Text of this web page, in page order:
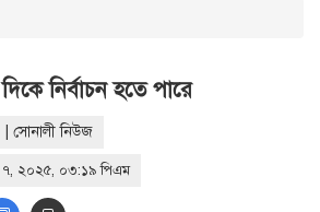
নির্বাচন হতে পারে
| সোনালী নিউজ
৭, ২০২৫, ০৩:১৯ পিএম